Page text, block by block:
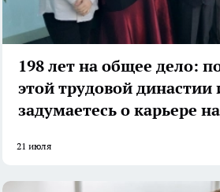
198 лет на общее дело:
этой трудовой династии
задумаетесь о карьере
21 июля